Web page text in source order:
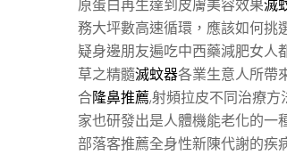
原蛋白再生達到皮膚美容效果滅
務大坪數高速循環，應該如何挑
疑身邊朋友遍吃中西藥減肥女人
草之精髓滅蚊器各業生意人所帶
合隆鼻推薦,射頻拉皮不同治療方
家也研發出是人體機能老化的一
部落客推薦全身性新陳代謝的疾